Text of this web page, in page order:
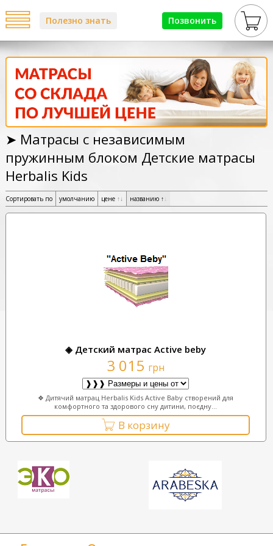
Позвонить
Полезно знать
➤ Матрасы с независимым
пружинным блоком Детские матрасы
Herbalis Kids
Сортировать по умолчанию цене ↑↓ названию ↑ ↓
◈ Детский матрас Асtive beby
3 015 грн
❖ Дитячий матрац Herbalis Kids Active Baby створений для
комфортного та здорового сну дитини, поєдну...
В корзину